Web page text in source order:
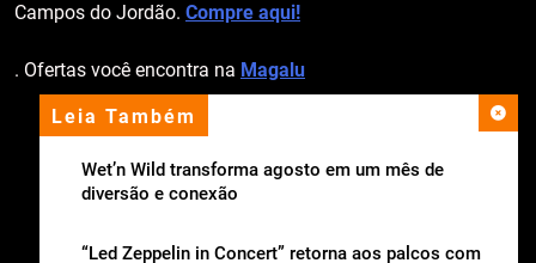
Leia Também
Wet’n Wild transforma agosto em um mês de
diversão e conexão
“Led Zeppelin in Concert” retorna aos palcos com
Campos do Jordão. Compre aqui!
. Ofertas você encontra na Magalu
apoio institucional